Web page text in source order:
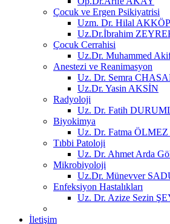
Çocuk ve Ergen Psikiyatrisi
Uzm. Dr. Hilal
Uz.Dr.İbrahim
Çocuk Cerrahisi
Uz.Dr. Muhammed
Anestezi ve Reanimasyon
Uz. Dr. Semra
Uz.Dr. Yasin AKSİN
Radyoloji
Uz. Dr. Fatih
Biyokimya
Uz. Dr. Fatma
Tıbbi Patoloji
Uz. Dr. Ahmet Arda
Mikrobiyoloji
Uz.Dr. Münevver
Enfeksiyon Hastalıkları
Uz. Dr. Azize Sezin
İletişim